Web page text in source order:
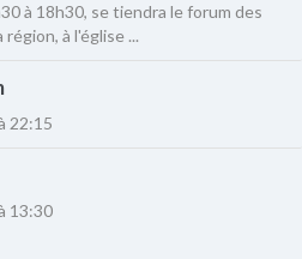
à 18h30, se tiendra le forum des
à l'église ...
22:15
13:30